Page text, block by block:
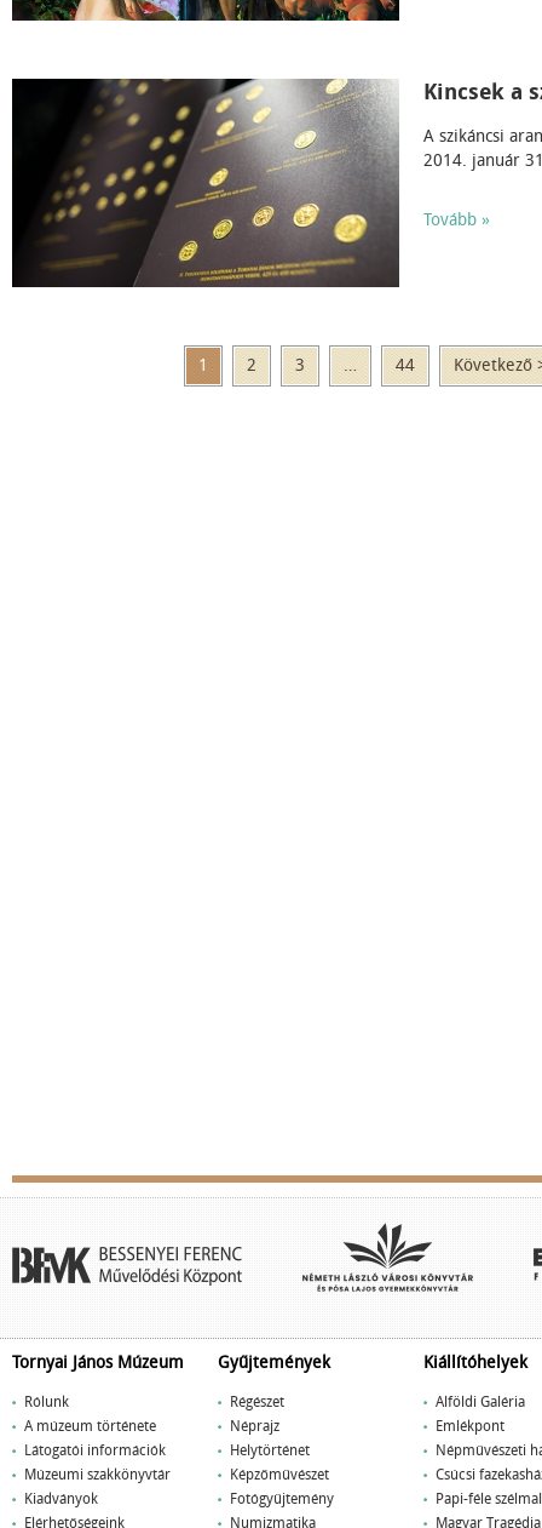
fővárosban.
Kincsek a
A szikáncsi
2014. január
Tovább »
1 2 3 … 44 Következő
Tornyai János Múzeum
Rólunk
A múzeum története
Látogatói információk
Múzeumi szakkönyvtár
Kiadványok
Elérhetőségeink
Gyűjtemények
Régészet
Néprajz
Helytörténet
Képzőművészet
Fotógyűjtemény
Numizmatika
Kiállítóhelyek
Alföldi Galéria
Emlékpont
Népművészeti
Csúcsi
Papi-féle
Magyar